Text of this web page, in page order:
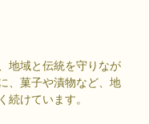
地域と伝統を守りなが
、菓子や漬物など、地
続けています。